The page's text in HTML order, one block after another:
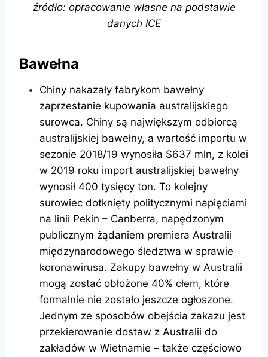
źródło: opracowanie własne na podstawie
danych ICE
Bawełna
Chiny nakazały fabrykom bawełny
zaprzestanie kupowania australijskiego
surowca. Chiny są największym odbiorcą
australijskiej bawełny, a wartość importu w
sezonie 2018/19 wynosiła $637 mln, z kolei
w 2019 roku import australijskiej bawełny
wynosił 400 tysięcy ton. To kolejny
surowiec dotknięty politycznymi napięciami
na linii Pekin – Canberra, napędzonym
publicznym żądaniem premiera Australii
międzynarodowego śledztwa w sprawie
koronawirusa. Zakupy bawełny w Australii
mogą zostać obłożone 40% cłem, które
formalnie nie zostało jeszcze ogłoszone.
Jednym ze sposobów obejścia zakazu jest
przekierowanie dostaw z Australii do
zakładów w Wietnamie – także częściowo